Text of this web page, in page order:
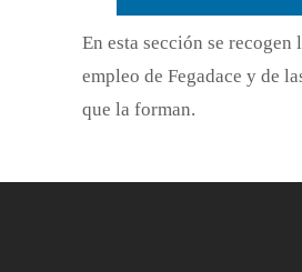
En esta sección se recogen
empleo de Fegadace y de
que la forman.